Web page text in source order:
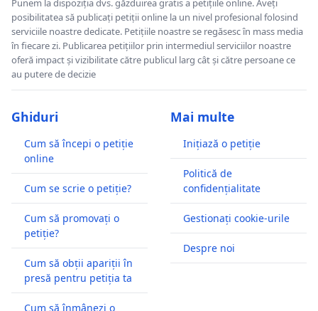
Punem la dispoziția dvs. găzduirea gratis a petițiile online. Aveți
posibilitatea să publicați petiții online la un nivel profesional folosind
serviciile noastre dedicate. Petițiile noastre se regăsesc în mass media
în fiecare zi. Publicarea petițiilor prin intermediul serviciilor noastre
oferă impact și vizibilitate către publicul larg cât și către persoane ce
au putere de decizie
Ghiduri
Cum să începi o petiție
online
Cum se scrie o petiție?
Cum să promovați o
petiție?
Cum să obții apariții în
presă pentru petiția ta
Cum să înmânezi o
Mai multe
Inițiază o petiție
Politică de
confidențialitate
Gestionați cookie-urile
Despre noi